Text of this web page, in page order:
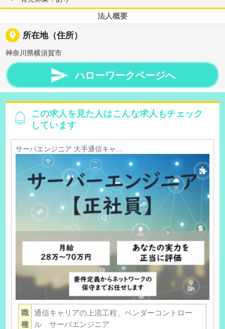
法人概要
place 所在地（住所）
神奈川県横須賀市
 ハローワークページへ
この求人を見た人はこんな求人もチェック
しています
サーバエンジニア 大手通信キャ...
職
種
通信キャリアの上流工程、ベンダーコントロー
ル サーバエンジニア